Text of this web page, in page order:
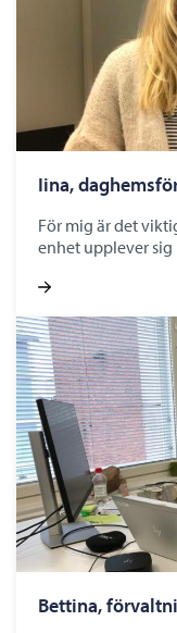
Iina,
För mig är det
enhet upplever
Bettina,